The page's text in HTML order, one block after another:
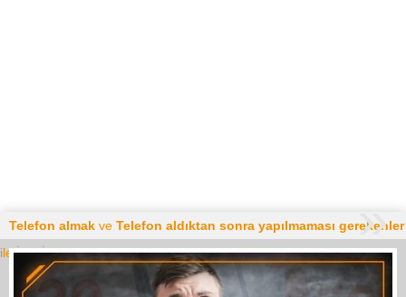
Telefon almak ve Telefon aldıktan sonra yapılmaması gerekenler
ile İlgili İçerikler